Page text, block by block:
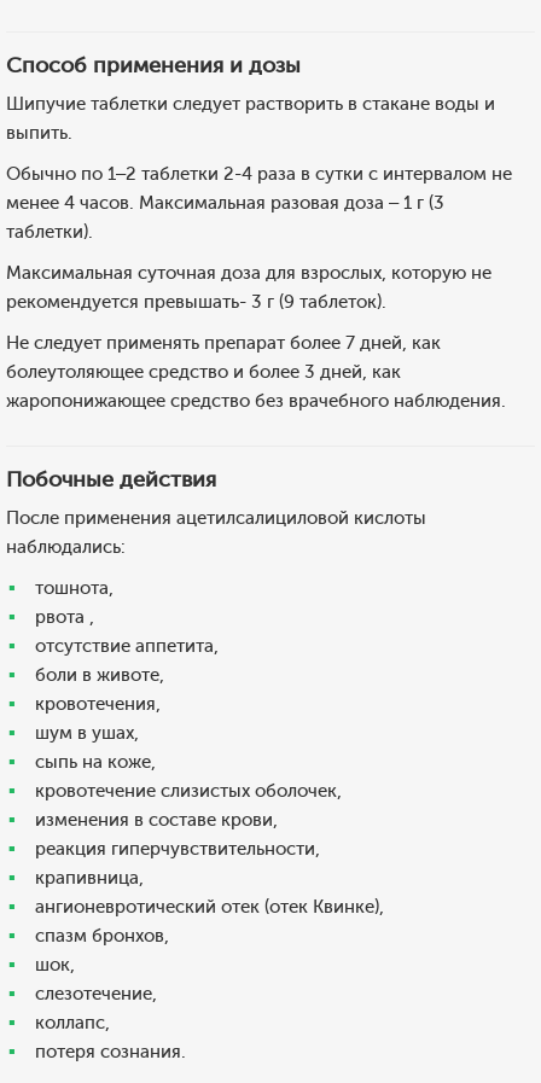
Способ применения и дозы
Шипучие таблетки следует растворить в стакане воды и
выпить.
Обычно по 1–2 таблетки 2-4 раза в сутки с интервалом не
менее 4 часов. Максимальная разовая доза – 1 г (3
таблетки).
Максимальная суточная доза для взрослых, которую не
рекомендуется превышать- 3 г (9 таблеток).
Не следует применять препарат более 7 дней, как
болеутоляющее средство и более 3 дней, как
жаропонижающее средство без врачебного наблюдения.
Побочные действия
После применения ацетилсалициловой кислоты
наблюдались:
тошнота,
рвота ,
отсутствие аппетита,
боли в животе,
кровотечения,
шум в ушах,
сыпь на коже,
кровотечение слизистых оболочек,
изменения в составе крови,
реакция гиперчувствительности,
крапивница,
ангионевротический отек (отек Квинке),
спазм бронхов,
шок,
слезотечение,
коллапс,
потеря сознания.